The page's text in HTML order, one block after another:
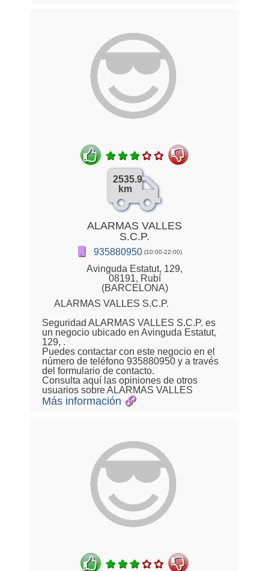
2535.9
km
ALARMAS VALLES
S.C.P.
935880950 (10:00-22:00)
Avinguda Estatut, 129,
08191, Rubí
(BARCELONA)
ALARMAS VALLES S.C.P.
Seguridad ALARMAS VALLES S.C.P. es
un negocio ubicado en Avinguda Estatut,
129, .
Puedes contactar con este negocio en el
número de teléfono 935880950 y a través
del formulario de contacto.
Consulta aquí las opiniones de otros
usuarios sobre ALARMAS VALLES
Más información